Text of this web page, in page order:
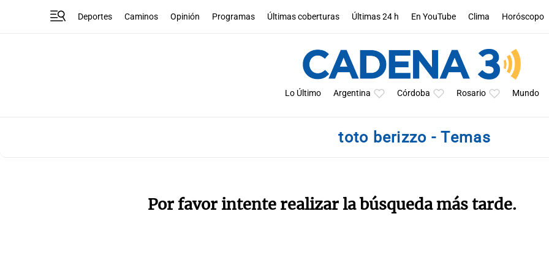
Deportes Caminos Opinión Programas Últimas coberturas Últimas 24 h En YouTube Clima Horóscopo
Lo Último Argentina Córdoba Rosario Mundo
toto berizzo - Temas
Por favor intente realizar la búsqueda más tarde.